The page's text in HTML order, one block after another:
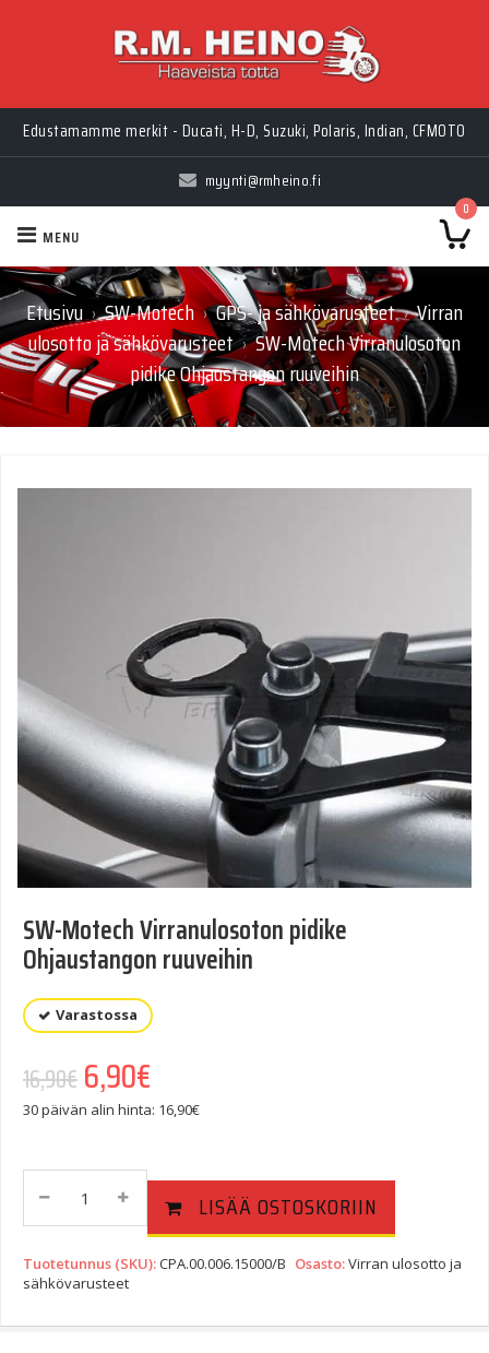
Edustamamme merkit - Ducati, H-D, Suzuki, Polaris, Indian, CFMOTO
myynti@rmheino.fi
0
MENU
Etusivu › SW-Motech › GPS- ja sähkövarusteet › Virran
ulosotto ja sähkövarusteet › SW-Motech Virranulosoton
pidike Ohjaustangon ruuveihin
SW-Motech Virranulosoton pidike
Ohjaustangon ruuveihin
Varastossa
16,90€ Alkuperäinen hinta oli: 16,90€.
6,90€
30 päivän alin hinta: 16,90€
Pidike
Ohjaustangon
Quantity
LISÄÄ OSTOSKORIIN
Tuotetunnus (SKU):CPA.00.006.15000/B Osasto:Virran ulosotto ja
sähkövarusteet